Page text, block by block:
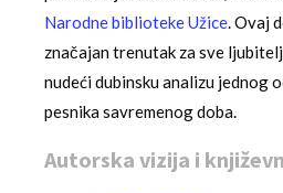
Narodne biblioteke Užice. Ovaj
značajan trenutak za sve
nudeći dubinsku analizu jednog
pesnika savremenog doba.
Autorska vizija i